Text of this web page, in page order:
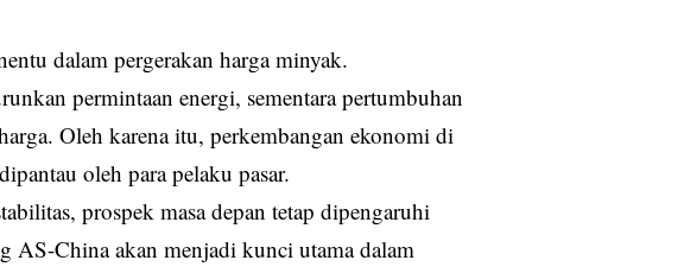
dalam pergerakan harga minyak.
permintaan energi, sementara pertumbuhan
Oleh karena itu, perkembangan ekonomi di
oleh para pelaku pasar.
prospek masa depan tetap dipengaruhi
AS-China akan menjadi kunci utama dalam